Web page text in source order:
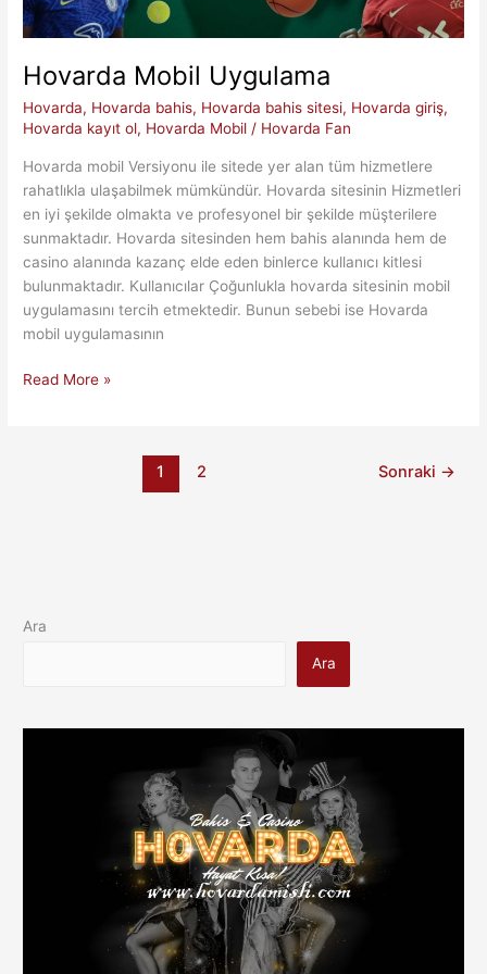
Hovarda Mobil Uygulama
Hovarda, Hovarda bahis, Hovarda bahis sitesi, Hovarda giriş,
Hovarda kayıt ol, Hovarda Mobil / Hovarda Fan
Hovarda mobil Versiyonu ile sitede yer alan tüm hizmetlere
rahatlıkla ulaşabilmek mümkündür. Hovarda sitesinin Hizmetleri
en iyi şekilde olmakta ve profesyonel bir şekilde müşterilere
sunmaktadır. Hovarda sitesinden hem bahis alanında hem de
casino alanında kazanç elde eden binlerce kullanıcı kitlesi
bulunmaktadır. Kullanıcılar Çoğunlukla hovarda sitesinin mobil
uygulamasını tercih etmektedir. Bunun sebebi ise Hovarda
mobil uygulamasının
Hovarda
Read More »
1 2 Sonraki →
Ara
Ara